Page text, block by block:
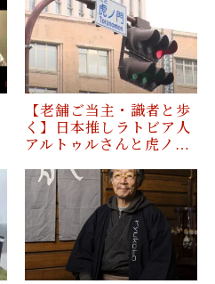
【老舗ご当主・識者と歩
く】日本推しラトビア人
アルトゥルさんと虎ノ…